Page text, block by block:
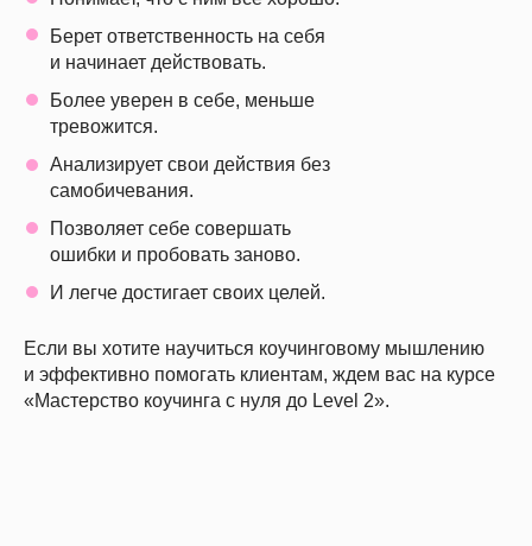
Берет ответственность на себя
и начинает действовать.
Более уверен в себе, меньше
тревожится.
Анализирует свои действия без
самобичевания.
Позволяет себе совершать
ошибки и пробовать заново.
И легче достигает своих целей.
Если вы хотите научиться коучинговому мышлению
и эффективно помогать клиентам, ждем вас на курсе
«Мастерство коучинга с нуля до Level 2».